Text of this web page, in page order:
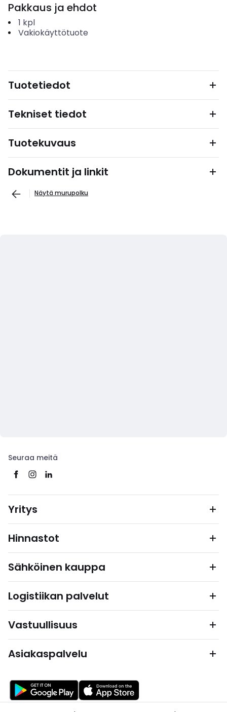
Pakkaus ja ehdot
1 kpl
Vakiokäyttötuote
Tuotetiedot
Tekniset tiedot
Tuotekuvaus
Dokumentit ja linkit
Näytä murupolku
Seuraa meitä
Yritys
Hinnastot
Sähköinen kauppa
Logistiikan palvelut
Vastuullisuus
Asiakaspalvelu